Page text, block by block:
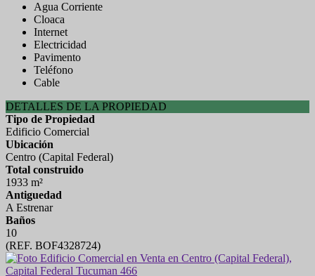
Agua Corriente
Cloaca
Internet
Electricidad
Pavimento
Teléfono
Cable
DETALLES DE LA PROPIEDAD
Tipo de Propiedad
Edificio Comercial
Ubicación
Centro (Capital Federal)
Total construido
1933 m²
Antiguedad
A Estrenar
Baños
10
(REF. BOF4328724)